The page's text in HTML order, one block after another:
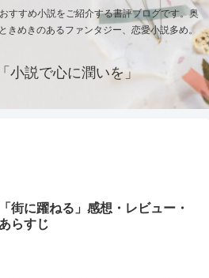
すすめ小説をご紹介する書評ブログです。奥
きめきのあるファンタジー、恋愛小説多め。
小説で心に潤いを」
「街に躍ねる」感想・レビュー・
あらすじ